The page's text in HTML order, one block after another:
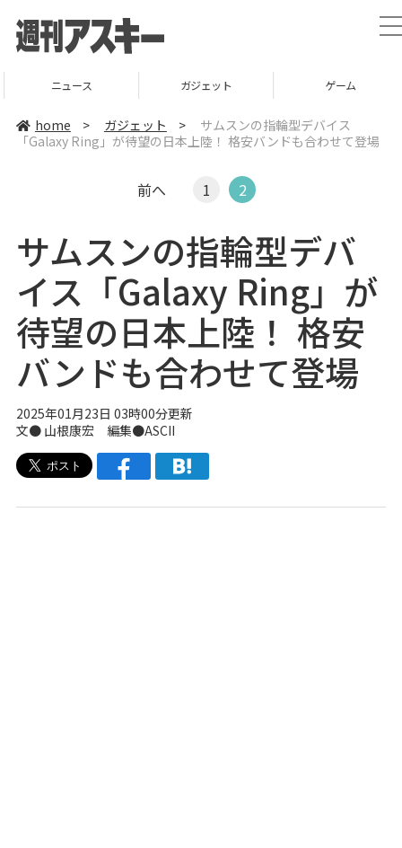
t
o
ニュース ガジェット ゲーム
home > ガジェット >
サムスンの指輪型デバイス
「Galaxy Ring」が待望の日本上陸！ 格安バンドも合わせて登場
前へ 1 2
サムスンの指輪型デバ
イス「Galaxy Ring」が
待望の日本上陸！ 格安
バンドも合わせて登場
2025年01月23日 03時00分更新
文● 山根康宏 編集●ASCII